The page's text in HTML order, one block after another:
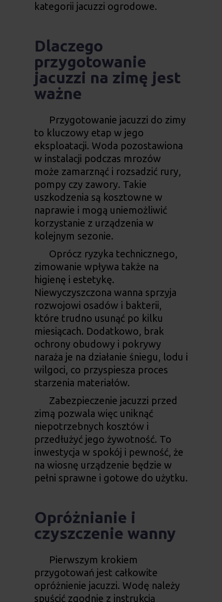
kategorii jacuzzi ogrodowe.
Dlaczego
przygotowanie
jacuzzi na zimę jest
ważne
Przygotowanie jacuzzi do zimy
to kluczowy etap w jego
eksploatacji. Woda pozostawiona
w instalacji podczas mrozów
może zamarznąć i rozsadzić rury,
pompy czy zawory. Takie
uszkodzenia są kosztowne w
naprawie i mogą uniemożliwić
korzystanie z urządzenia w
kolejnym sezonie.
Oprócz ryzyka technicznego,
zimowanie wpływa także na
higienę i estetykę.
Niewyczyszczona wanna sprzyja
rozwojowi osadów i bakterii,
które trudno usunąć po kilku
miesiącach. Dodatkowo, brak
ochrony obudowy i pokrywy
naraża je na działanie śniegu, lodu i
wilgoci, co przyspiesza proces
starzenia materiałów.
Zabezpieczenie jacuzzi przed
zimą pozwala więc uniknąć
niepotrzebnych kosztów i
przedłużyć jego żywotność. To
inwestycja w spokój i pewność, że
na wiosnę urządzenie będzie w
pełni sprawne i gotowe do użytku.
Opróżnianie i
czyszczenie wanny
Pierwszym krokiem
przygotowań jest całkowite
opróżnienie jacuzzi. Wodę należy
spuścić zgodnie z instrukcją